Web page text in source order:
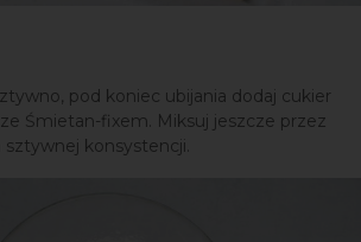
pod koniec ubijania dodaj cukier
Śmietan-fixem. Miksuj jeszcze przez
konsystencji.